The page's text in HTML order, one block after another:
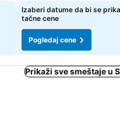
Pogledaj cene
Izaberi datume da bi se
tačne cene
Pogledaj cene
Prikaži sve smeštaje u